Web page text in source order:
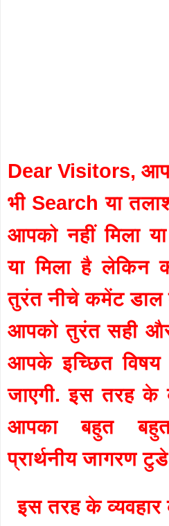
Dear Visitors, आप
भी Search या
आपको नहीं मिला
या मिला है लेकिन
तुरंत नीचे कमेंट
आपको तुरंत सही
आपके इच्छित विषय
जाएगी. इस तरह के
आपका बहुत
प्रार्थनीय जागरण
इस तरह के